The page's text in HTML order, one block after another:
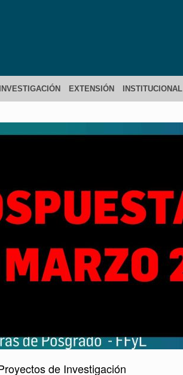
INVESTIGACIÓN EXTENSIÓN INSTITUCIONAL
de Investigación